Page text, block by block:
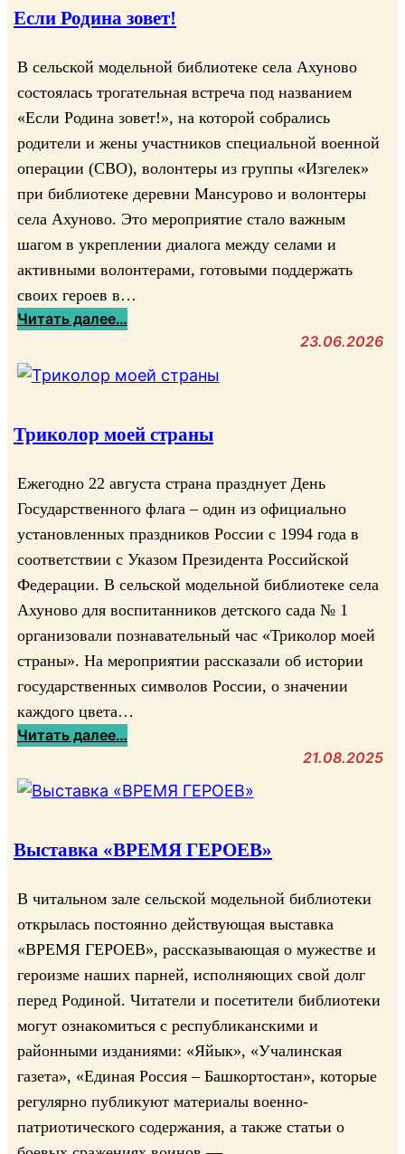
Если Родина зовет!
В сельской модельной библиотеке села Ахуново
состоялась трогательная встреча под названием
«Если Родина зовет!», на которой собрались
родители и жены участников специальной военной
операции (СВО), волонтеры из группы «Изгелек»
при библиотеке деревни Мансурово и волонтеры
села Ахуново. Это мероприятие стало важным
шагом в укреплении диалога между селами и
активными волонтерами, готовыми поддержать
своих героев в…
Читать далее…:
л
Р
а
з
о
в
е
т
!
23.06.2026
Триколор моей страны
Ежегодно 22 августа страна празднует День
Государственного флага – один из официально
установленных праздников России с 1994 года в
соответствии с Указом Президента Российской
Федерации. В сельской модельной библиотеке села
Ахуново для воспитанников детского сада № 1
организовали познавательный час «Триколор моей
страны». На мероприятии рассказали об истории
государственных символов России, о значении
каждого цвета…
Читать далее…
и
о
о
е
й
с
т
р
а
21.08.2025
Выставка «ВРЕМЯ ГЕРОЕВ»
В читальном зале сельской модельной библиотеки
открылась постоянно действующая выставка
«ВРЕМЯ ГЕРОЕВ», рассказывающая о мужестве и
героизме наших парней, исполняющих свой долг
перед Родиной. Читатели и посетители библиотеки
могут ознакомиться с республиканскими и
районными изданиями: «Яйык», «Учалинская
газета», «Единая Россия – Башкортостан», которые
регулярно публикуют материалы военно-
патриотического содержания, а также статьи о